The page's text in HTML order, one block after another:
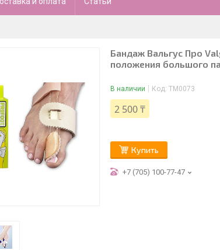
Бандаж Вальгус Про
положения большого
В наличии Код: ТМ0073
2 500 ₸
Купить
+7 (705) 100-77-47